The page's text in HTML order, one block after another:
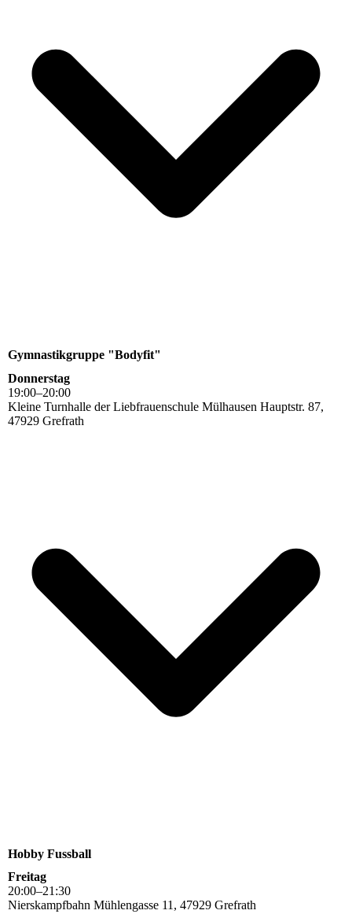
Gymnastikgruppe "Bodyfit"
Donnerstag
19:00–20:00
Kleine Turnhalle der Liebfrauenschule Mülhausen Hauptstr. 87,
47929 Grefrath
Hobby Fussball
Freitag
20:00–21 :30
Nierskampfbahn Mühlengasse 11, 47929 Grefrath